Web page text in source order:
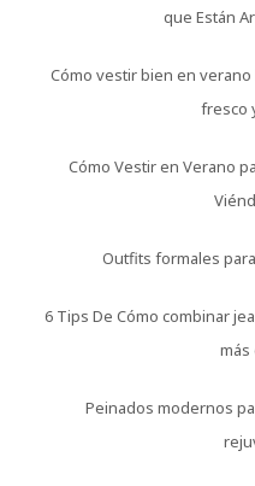
que Están
Cómo vestir bien en
fresco
Cómo Vestir en Verano
Outfits formales
6 Tips De Cómo combinar
más
Peinados modernos